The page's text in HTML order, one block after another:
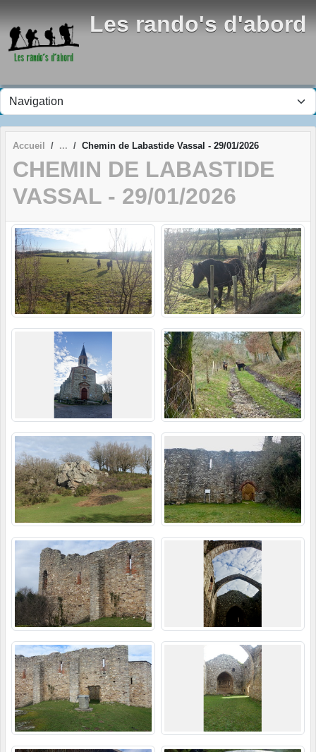
Les rando's d'abord
Accueil Chemin de Labastide Vassal - 29/01/2026
CHEMIN DE LABASTIDE
VASSAL - 29/01/2026